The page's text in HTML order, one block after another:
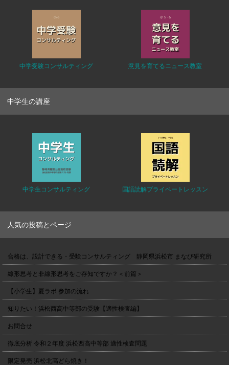
中学受験コンサルティング 意見を育てるニュース教室
中学生の講座
中学生コンサルティング 国語読解プライベートレッスン
人気の投稿とページ
合格は、設計できる・受験コンサルティング 静岡県浜松市 まなび研究所
線形思考と非線形思考をご存知ですか？＜前篇＞
【小学生】夏ラボ 参加の流れ
知りたい！浜松西高中等部の受験【適性検査編】
お問合せ
徹底分析 令和２年度 浜松西高中等部 適性検査問題
限定発売 浜松北高どら焼き！